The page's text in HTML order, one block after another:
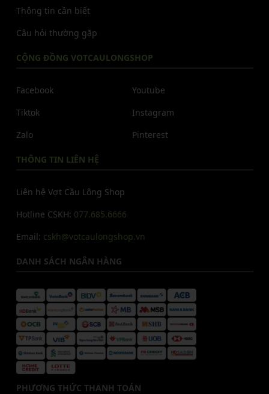
Thông tin cần biết
Câu hỏi thường gặp
CỘNG ĐỒNG VOTCAULONGSHOP
Facebook
Tiktok
Zalo
Youtube
Instagram
Pinterest
THÔNG TIN LIÊN HỆ
Liên hệ Vợt Cầu Lông Shop
Hotline CSKH: 077.685.6666
Email: cskh@votcaulongshop.vn
DANH SÁCH NGÂN HÀNG
PHƯƠNG THỨC THANH TOÁN